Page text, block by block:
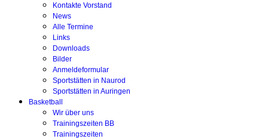
Kontakte Vorstand
News
Alle Termine
Links
Downloads
Bilder
Anmeldeformular
Sportstätten in Naurod
Sportstätten in Auringen
Basketball
Wir über uns
Trainingszeiten BB
Trainingszeiten